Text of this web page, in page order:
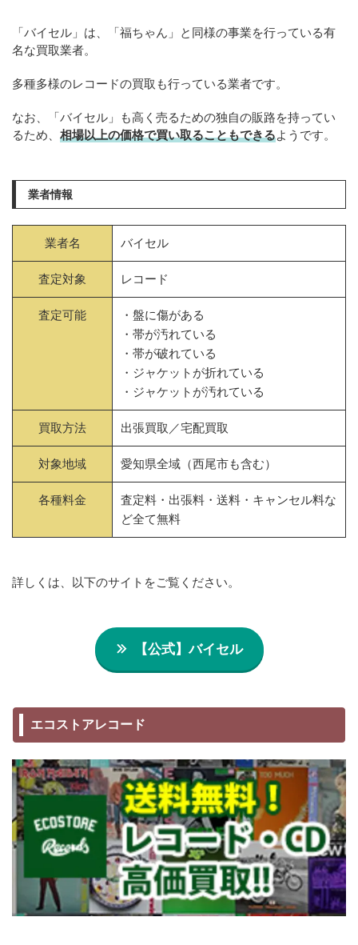
「バイセル」は、「福ちゃん」と同様の事業を行っている有
名な買取業者。
多種多様のレコードの買取も行っている業者です。
なお、「バイセル」も高く売るための独自の販路を持ってい
るため、 相場以上の価格で買い取ることもできるようです。
業者情報
業者名 バイセル
査定対象 レコード
査定可能
・盤に傷がある
・帯が汚れている
・帯が破れている
・ジャケットが折れている
・ジャケットが汚れている
買取方法 出張買取／宅配買取
対象地域 愛知県全域（西尾市も含む）
各種料金
査定料・出張料・送料・キャンセル料な
ど全て無料
詳しくは、以下のサイトをご覧ください。
【公式】バイセル
エコストアレコード